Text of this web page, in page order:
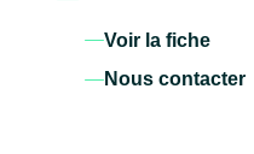
Voir la fiche
Nous contacter